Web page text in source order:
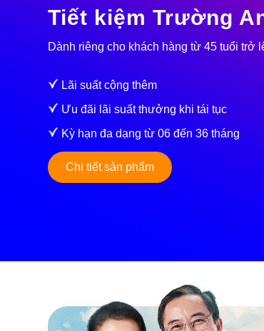
Tiết kiệm Trường
Dành riêng cho khách hàng từ 45 tuổi trở
Lãi suất cộng thêm
Ưu đãi lãi suất thưởng khi tái tục
Kỳ hạn đa dạng từ 06 đến 36 tháng
Chi tiết sản phẩm